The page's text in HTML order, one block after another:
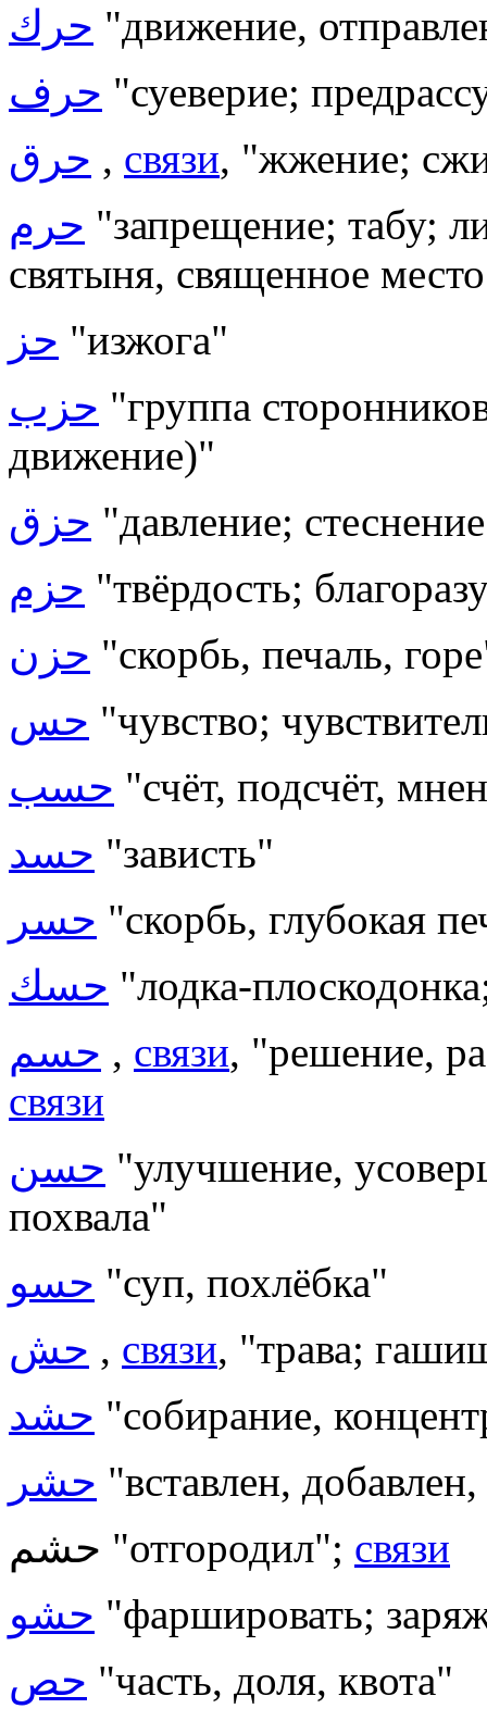
حرك "движение,
حرف "суеверие;
حرق , связи, "жжение;
حرم "запрещение; табу;
святыня, священное
حز "изжога"
حزب "группа
движение)"
حزق "давление;
حزم "твёрдость;
حزن "скорбь, печаль,
حس "чувство;
حسب "счёт, подсчёт,
حسد "зависть"
حسر "скорбь, глубокая
حسك "лодка-
حسم , связи, "решение,
связи
حسن "улучшение,
похвала"
حسو "суп, похлёбка"
حش , связи, "трава;
حشد "собирание,
حشر "вставлен,
حشم "отгородил"; связи
حشو "фаршировать;
حص "часть, доля, квота"